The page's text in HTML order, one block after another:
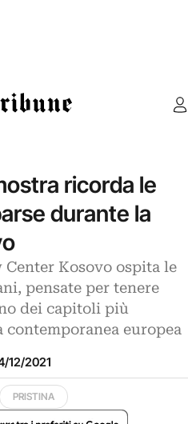
ricorda le
durante la
Kosovo ospita le
pensate per tenere
dei capitoli più
europea
12/2021
PRISTINA